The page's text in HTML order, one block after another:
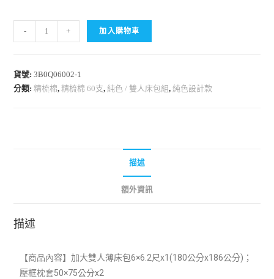
- + 加入購物車
貨號:3B0Q06002-1
分類:精梳棉,精梳棉 60支,純色 / 雙人床包組,純色設計款
描述
額外資訊
描述
【商品內容】加大雙人薄床包6×6.2尺x1(180公分x186公分)；
壓框枕套50×75公分x2